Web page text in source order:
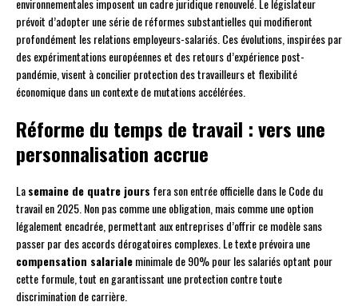
environnementales imposent un cadre juridique renouvelé. Le législateur
prévoit d’adopter une série de réformes substantielles qui modifieront
profondément les relations employeurs-salariés. Ces évolutions, inspirées par
des expérimentations européennes et des retours d’expérience post-
pandémie, visent à concilier protection des travailleurs et flexibilité
économique dans un contexte de mutations accélérées.
Réforme du temps de travail : vers une
personnalisation accrue
Lasemaine de quatre jours fera son entrée officielle dans le Code du
travail en 2025. Non pas comme une obligation, mais comme une option
légalement encadrée, permettant aux entreprises d’offrir ce modèle sans
passer par des accords dérogatoires complexes. Le texte prévoira une
compensation salarialeminimale de 90% pour les salariés optant pour
cette formule, tout en garantissant une protection contre toute
discrimination de carrière.